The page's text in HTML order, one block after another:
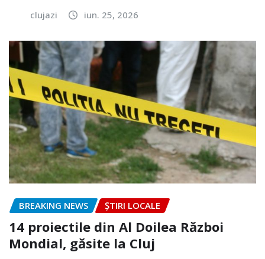
clujazi iun. 25, 2026
BREAKING NEWS ȘTIRI LOCALE
14 proiectile din Al Doilea Război
Mondial, găsite la Cluj